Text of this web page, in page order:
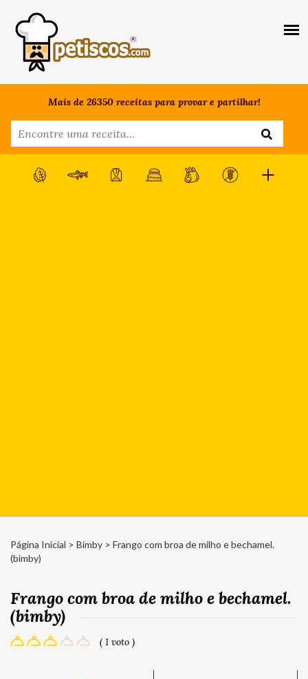
Mais de 26350 receitas para provar e partilhar!
Página Inicial > Bimby > Frango com broa de milho e bechamel.
(bimby)
Frango com broa de milho e bechamel.
(bimby)
( 1 voto )